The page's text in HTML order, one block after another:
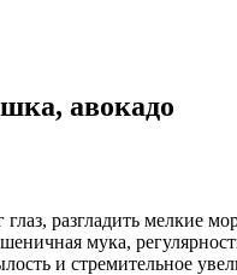
авокадо
разгладить мелкие
мука,
и стремительное